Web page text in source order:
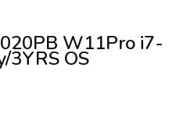
W11Pro i7-
3YRS OS